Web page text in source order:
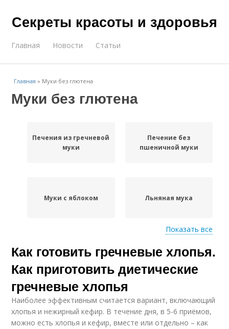
Секреты красоты и здоровья
Главная Новости Статьи
Главная » Муки без глютена
Муки без глютена
Печения из гречневой
муки
Печение без
пшеничной муки
Муки с яблоком Льняная мука
Безглютеновая мука Универсальная мука
Глютен в сортах Мука без глютена
Показать все
Как готовить гречневые хлопья.
Как приготовить диетические
гречневые хлопья
Наиболее эффективным считается вариант, включающий
хлопья и нежирный кефир. В течение дня, в 5-6 приёмов,
можно есть хлопья и кефир, вместе или отдельно – как